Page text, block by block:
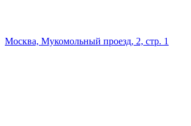
Москва, Мукомольный проезд, 2, стр. 1